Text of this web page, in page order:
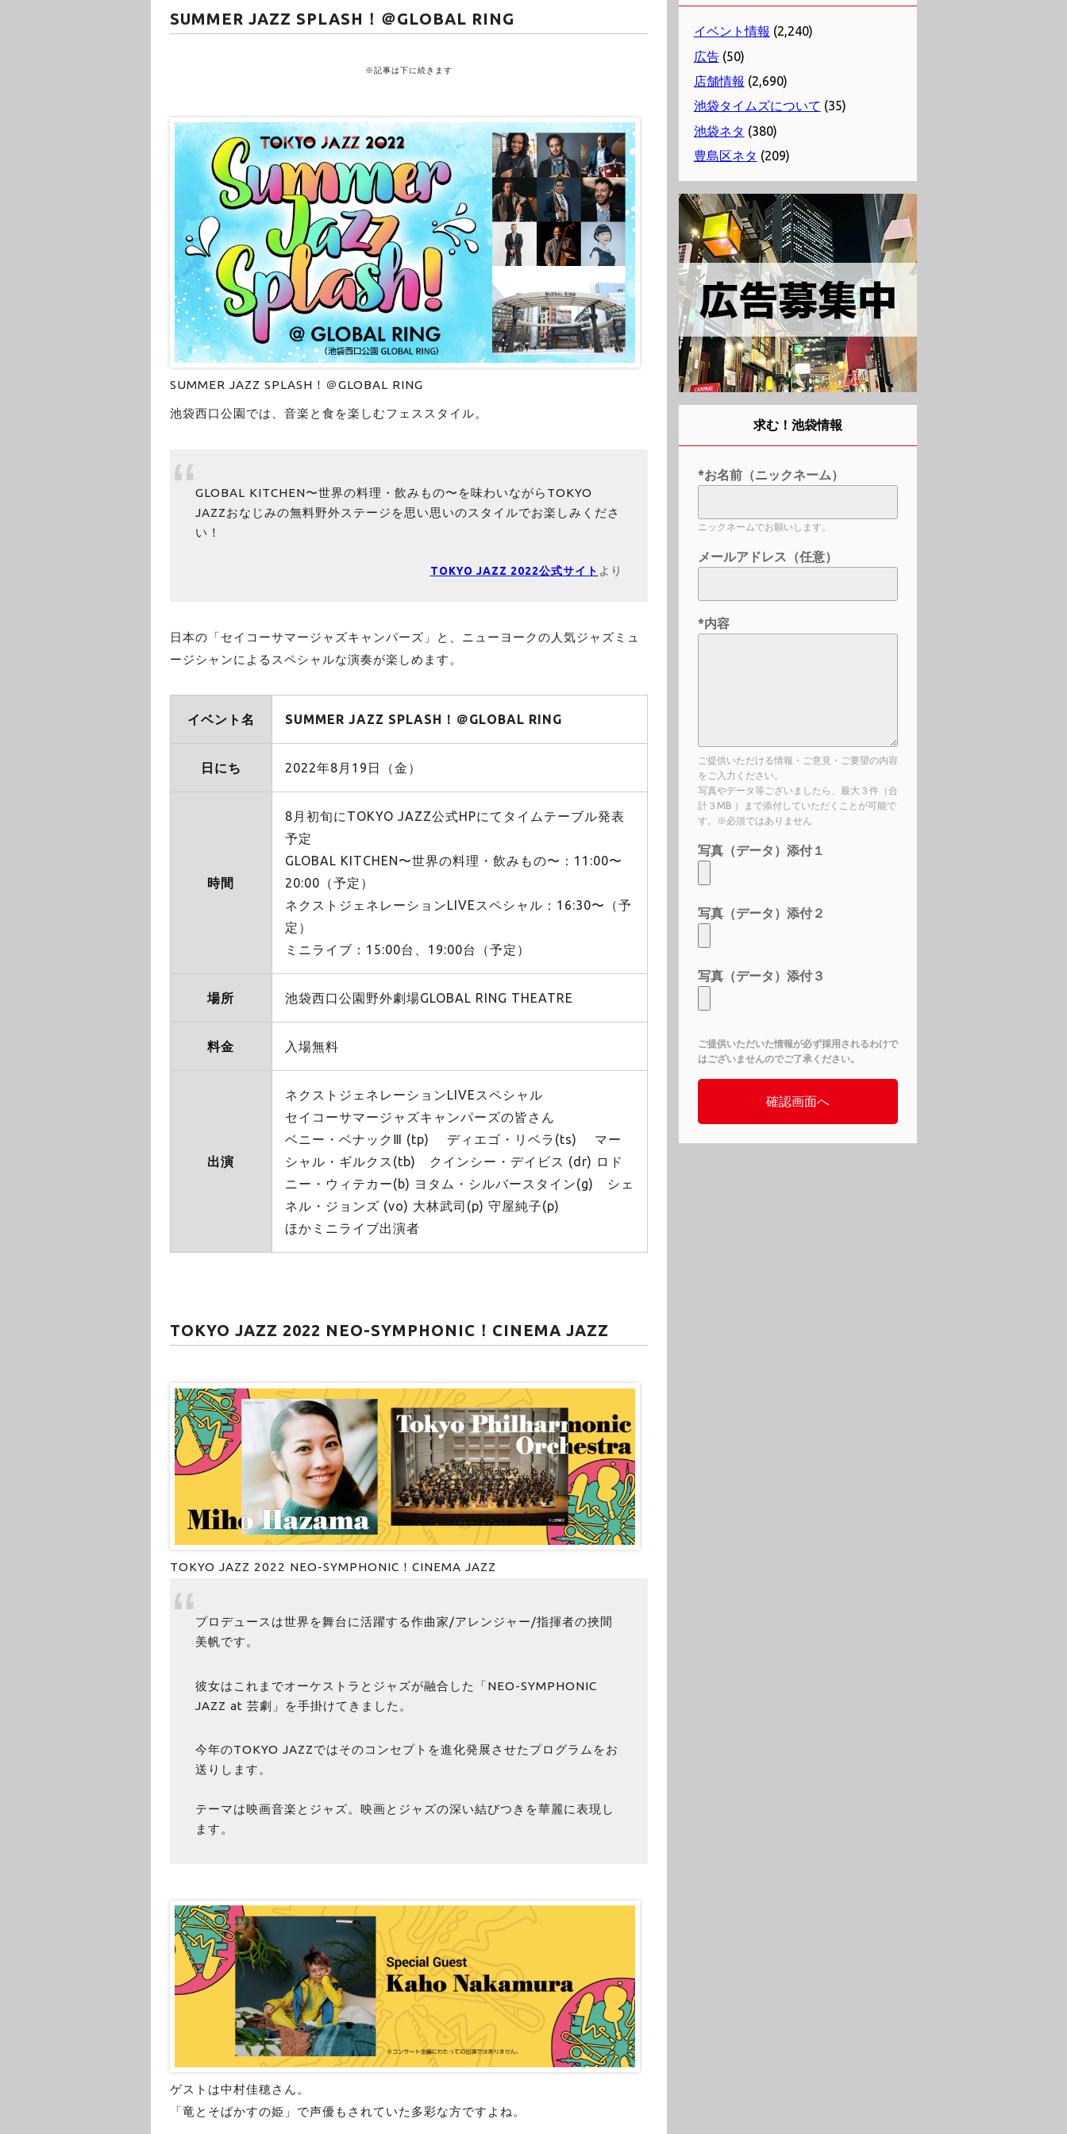
SUMMER JAZZ SPLASH！＠GLOBAL RING
※記事は下に続きます
SUMMER JAZZ SPLASH！＠GLOBAL RING
池袋西口公園では、音楽と食を楽しむフェススタイル。
GLOBAL KITCHEN〜世界の料理・飲みもの〜を味わいながらTOKYO
JAZZおなじみの無料野外ステージを思い思いのスタイルでお楽しみくださ
い！
TOKYO JAZZ 2022公式サイト より
日本の「セイコーサマージャズキャンパーズ」と、ニューヨークの人気ジャズミュ
ージシャンによるスペシャルな演奏が楽しめます。
イベント名 SUMMER JAZZ SPLASH！＠GLOBAL RING
日にち 2022年8月19日（金）
時間
8月初旬にTOKYO JAZZ公式HPにてタイムテーブル発表
予定
GLOBAL KITCHEN〜世界の料理・飲みもの〜：11:00〜
20:00（予定）
ネクストジェネレーションLIVEスペシャル：16:30〜（予
定）
ミニライブ：15:00台、19:00台（予定）
場所 池袋⻄⼝公園野外劇場GLOBAL RING THEATRE
料金 入場無料
出演
ネクストジェネレーションLIVEスペシャル
セイコーサマージャズキャンパーズの皆さん
ベニー・ベナックⅢ (tp) ディエゴ・リベラ(ts) マー
シャル・ギルクス(tb) クインシー・デイビス (dr) ロド
ニー・ウィテカー(b) ヨタム・シルバースタイン(g) シェ
ネル・ジョンズ (vo) 大林武司(p) 守屋純子(p)
ほかミニライブ出演者
TOKYO JAZZ 2022 NEO-SYMPHONIC！CINEMA JAZZ
TOKYO JAZZ 2022 NEO-SYMPHONIC！CINEMA JAZZ
プロデュースは世界を舞台に活躍する作曲家/アレンジャー/指揮者の挾間
美帆です。
彼女はこれまでオーケストラとジャズが融合した「NEO-SYMPHONIC
JAZZ at 芸劇」を手掛けてきました。
今年のTOKYO JAZZではそのコンセプトを進化発展させたプログラムをお
送りします。
テーマは映画音楽とジャズ。映画とジャズの深い結びつきを華麗に表現し
ます。
ゲストは中村佳穂さん。
「竜とそばかすの姫」で声優もされていた多彩な方ですよね。
イベント情報 (2,240)
広告(50)
店舗情報 (2,690)
池袋タイムズについて (35)
池袋ネタ (380)
豊島区ネタ (209)
求む！池袋情報
*お名前（ニックネーム）
ニックネームでお願いします。
メールアドレス（任意）
*内容
ご提供いただける情報・ご意見・ご要望の内容
をご入力ください。
写真やデータ等ございましたら、最大３件（合
計３MB ）まで添付していただくことが可能で
す。※必須ではありません
写真（データ）添付１
写真（データ）添付２
写真（データ）添付３
ご提供いただいた情報が必ず採用されるわけで
はございませんのでご了承ください。